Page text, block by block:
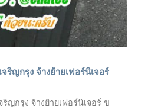
ริญกรุง จ้างย้ายเฟอร์นิเจอร์
ญกรุง จ้างย้ายเฟอร์นิเจอร์ ข